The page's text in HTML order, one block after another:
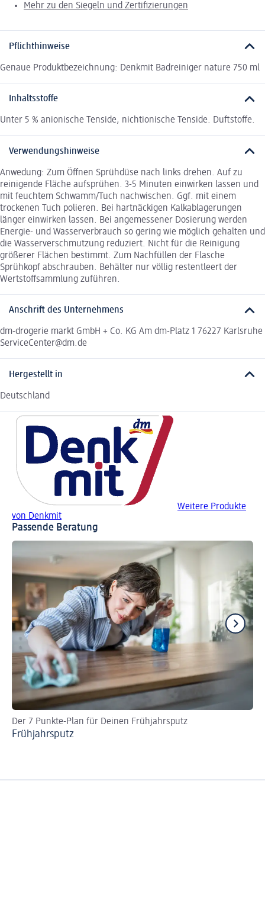
Mehr zu den Siegeln und Zertifizierungen
Pflichthinweise
Genaue Produktbezeichnung: Denkmit Badreiniger nature 750 ml
Inhaltsstoffe
Unter 5 % anionische Tenside, nichtionische Tenside. Duftstoffe.
Verwendungshinweise
Anwedung: Zum Öffnen Sprühdüse nach links drehen. Auf zu
reinigende Fläche aufsprühen. 3-5 Minuten einwirken lassen und
mit feuchtem Schwamm/Tuch nachwischen. Ggf. mit einem
trockenen Tuch polieren. Bei hartnäckigen Kalkablagerungen
länger einwirken lassen. Bei angemessener Dosierung werden
Energie- und Wasserverbrauch so gering wie möglich gehalten und
die Wasserverschmutzung reduziert. Nicht für die Reinigung
größerer Flächen bestimmt. Zum Nachfüllen der Flasche
Sprühkopf abschrauben. Behälter nur völlig restentleert der
Wertstoffsammlung zuführen.
Anschrift des Unternehmens
dm-drogerie markt GmbH + Co. KG Am dm-Platz 1 76227 Karlsruhe
ServiceCenter@dm.de
Hergestellt in
Deutschland
Weitere Produkte
von Denkmit
Passende Beratung
Der 7 Punkte-Plan für Deinen Frühjahrsputz
Frühjahrsputz